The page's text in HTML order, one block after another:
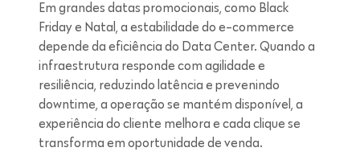
Em grandes datas promocionais, como Black
Friday e Natal, a estabilidade do e-commerce
depende da eficiência do Data Center. Quando a
infraestrutura responde com agilidade e
resiliência, reduzindo latência e prevenindo
downtime, a operação se mantém disponível, a
experiência do cliente melhora e cada clique se
transforma em oportunidade de venda.